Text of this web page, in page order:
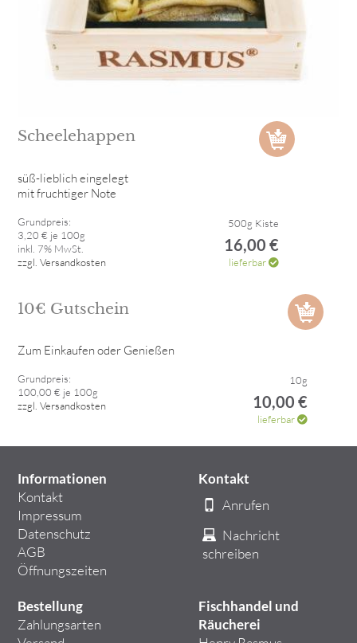
Scheelehappen
süß-lieblich eingelegt
mit fruchtiger Note
Grundpreis:
3,20 € je 100g
inkl. 7% MwSt.
zzgl. Versandkosten
500g Kiste
16,00 €
lieferbar
10€ Gutschein
Zum Einkaufen oder Genießen
Grundpreis:
100,00 € je 100g
zzgl. Versandkosten
10g
10,00 €
lieferbar
Informationen
Kontakt
Impressum
Datenschutz
AGB
Öffnungszeiten
Kontakt
Anrufen
Nachricht
schreiben
Bestellung
Zahlungsarten
Fischhandel und
Räucherei